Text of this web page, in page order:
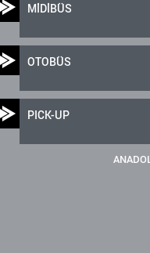
MİDİBÜS
OTOBÜS
PICK-UP